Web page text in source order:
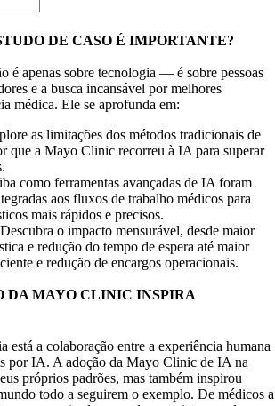
DE CASO É IMPORTANTE?
é apenas sobre tecnologia — é sobre pessoas
e a busca incansável por melhores
médica. Ele se aprofunda em:
as limitações dos métodos tradicionais de
que a Mayo Clinic recorreu à IA para superar
como ferramentas avançadas de IA foram
aos fluxos de trabalho médicos para
mais rápidos e precisos.
Descubra o impacto mensurável, desde maior
e redução do tempo de espera até maior
e redução de encargos operacionais.
DA MAYO CLINIC INSPIRA
está a colaboração entre a experiência humana
por IA. A adoção da Mayo Clinic deIA na
próprios padrões, mas também inspirou
todo a seguirem o exemplo. De médicos a